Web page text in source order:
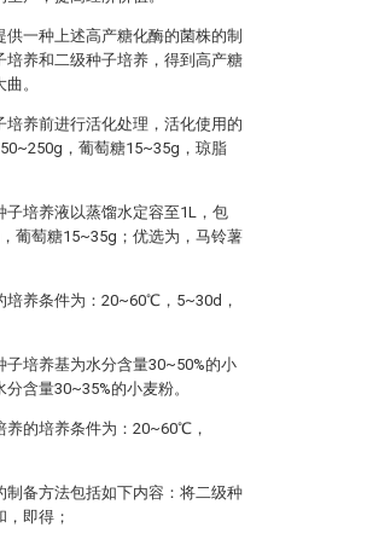
一种上述高产糖化酶的菌株的制
培养和二级种子培养，得到高产糖
。
培养前进行活化处理，活化使用的
，葡萄糖15~35g，琼脂
子培养液以蒸馏水定容至1L，包
葡萄糖15~35g；优选为，马铃薯
培养条件为：20~60℃，5~30d，
子培养基为水分含量30~50%的小
含量30~35%的小麦粉。
养的培养条件为：20~60℃，
制备方法包括如下内容：将二级种
即得；